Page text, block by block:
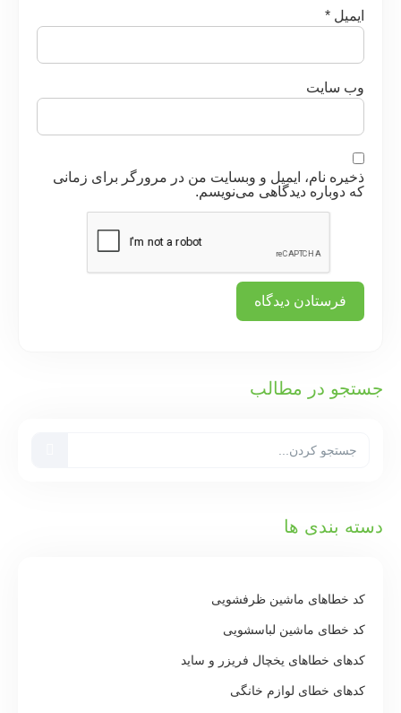
ایمیل *
وب‌ سایت
ذخیره نام، ایمیل و وبسایت من در مرورگر برای زمانی
که دوباره دیدگاهی می‌نویسم.
جستجو در مطالب
دسته بندی ها
کد خطاهای ماشین ظرفشویی
کد خطای ماشین لباسشویی
کدهای خطاهای یخچال فریزر و ساید
کدهای خطای لوازم خانگی